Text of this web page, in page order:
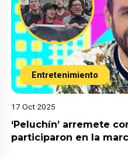
Entretenimiento
17 Oct 2025
‘Peluchín’ arremete
participaron en la